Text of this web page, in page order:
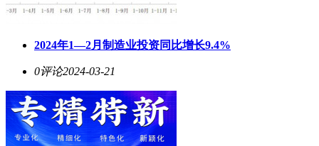
2024年1—2月制造业投资同比增长9.4%
0评论2024-03-21